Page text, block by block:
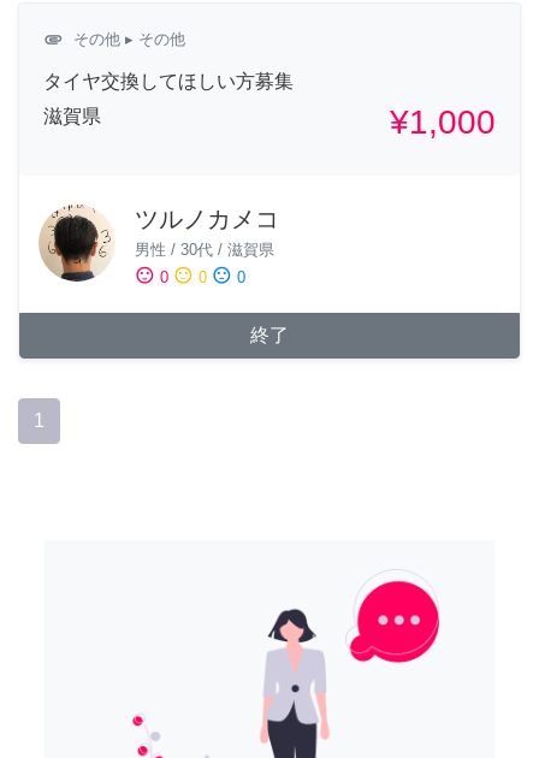
attachment その他 ▸ その他
タイヤ交換してほしい方募集
滋賀県
¥1,000
ツルノカメコ
男性 / 30代 / 滋賀県
sentiment_satisfied 0 sentiment_neutral 0 sentiment_dissatisfied 0
終了
1